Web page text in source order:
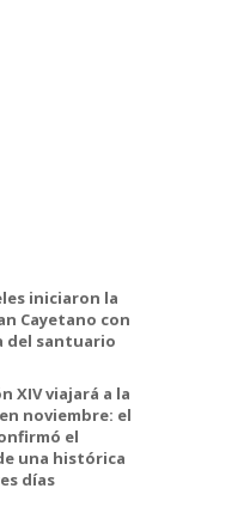
iniciaron la
Cayetano con
del santuario
XIV viajará a la
noviembre: el
el
una histórica
días